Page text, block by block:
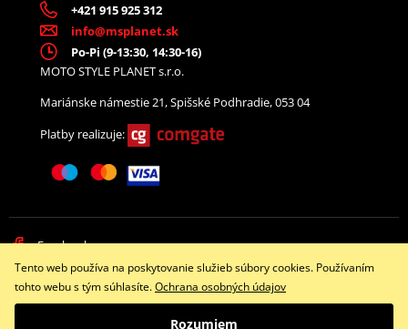
+421 915 925 312
info@msplanet.sk
Po-Pi (9-13:30, 14:30-16)
MOTO STYLE PLANET s.r.o.
Mariánske námestie 21, Spišské Podhradie, 053 04
Platby realizuje:
Facebook
Copyright © 2026 www.namotorku.sk
Tento web používa na poskytovanie služieb súbory cookies. Používaním
tohto webu s tým súhlasíte.Ochrana osobných údajov
Rozumiem